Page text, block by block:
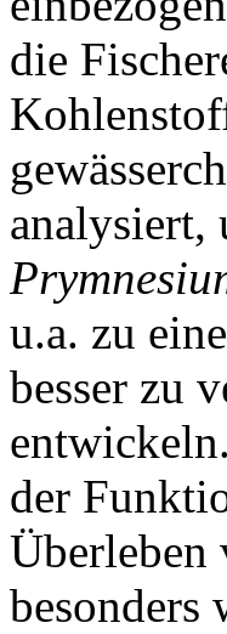
die
analysiert,
u.a. zu
besser zu
der
Überleben
besonders